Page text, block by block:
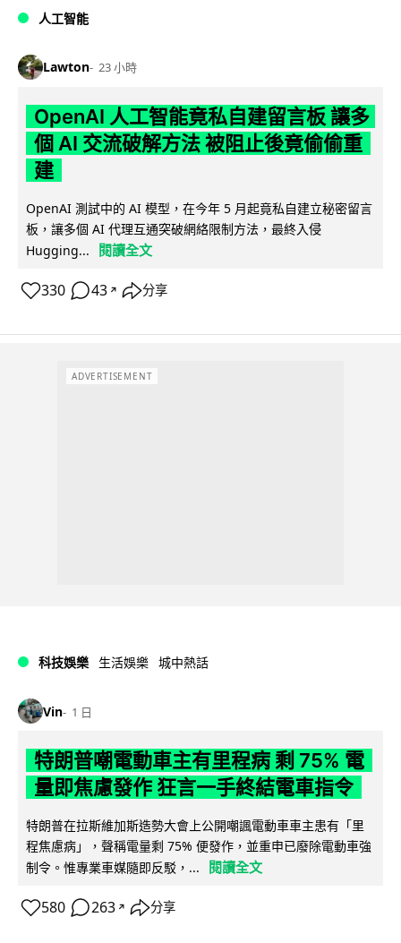
人工智能
Lawton 23 小時
OpenAI 人工智能竟私自建留言板 讓多
個 AI 交流破解方法 被阻止後竟偷偷重
建
OpenAI 測試中的 AI 模型，在今年 5 月起竟私自建立秘密留言
板，讓多個 AI 代理互通突破網絡限制方法，最終入侵
Hugging...
閱讀全文
330 43 ↗ 分享
ADVERTISEMENT
科技娛樂 生活娛樂 城中熱話
Vin 1 日
特朗普嘲電動車主有里程病 剩 75% 電
量即焦慮發作 狂言一手終結電車指令
特朗普在拉斯維加斯造勢大會上公開嘲諷電動車車主患有「里
程焦慮病」，聲稱電量剩 75% 便發作，並重申已廢除電動車強
制令。惟專業車媒隨即反駁，...
閱讀全文
580 263 ↗ 分享